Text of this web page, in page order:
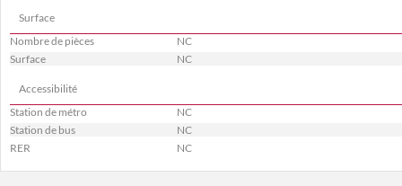
Surface
Nombre de pièces
NC
Surface
NC
Accessibilité
Station de métro
NC
Station de bus
NC
RER
NC